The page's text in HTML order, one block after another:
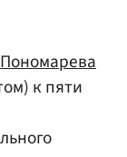
к пяти